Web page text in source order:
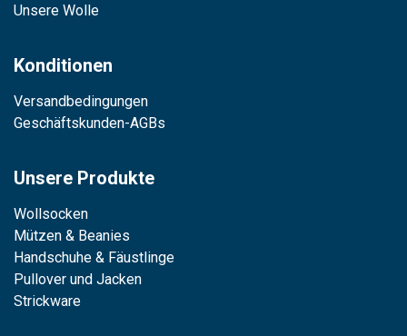
Unsere Wolle
Konditionen
Versandbedingungen
Geschäftskunden-AGBs
Unsere Produkte
Wollsocken
Mützen & Beanies
Handschuhe & Fäustlinge
Pullover und Jacken
Strickware